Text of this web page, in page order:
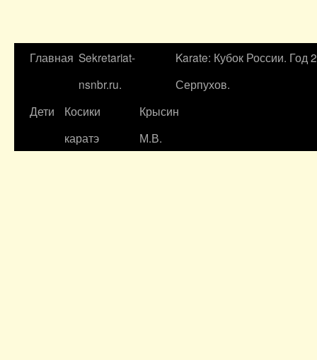
Главная Sekretariat-
nsnbr.ru.
Karate: Кубок России. Год
Серпухов.
Дети
Косики
каратэ
Крысин
М.В.